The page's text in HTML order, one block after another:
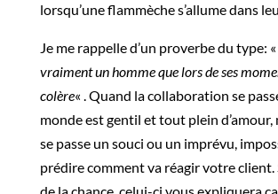
lorsqu’une flammèche s’allume dans
Je me rappelle d’un proverbe du type: «
vraiment un homme que lors de ses
colère« . Quand la collaboration se
monde est gentil et tout plein d’amour,
se passe un souci ou un imprévu,
prédire comment va réagir votre client.